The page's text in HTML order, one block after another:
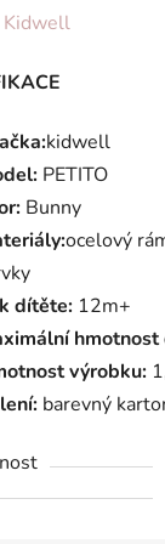
Kidwell
kidwell
PETITO
Bunny
ocelový
dítěte: 12m+
výrobku:
barevný